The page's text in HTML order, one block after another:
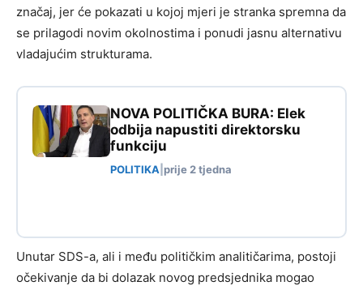
značaj, jer će pokazati u kojoj mjeri je stranka spremna da
se prilagodi novim okolnostima i ponudi jasnu alternativu
vladajućim strukturama.
NOVA POLITIČKA BURA: Elek
odbija napustiti direktorsku
funkciju
POLITIKA prije 2 tjedna
Unutar SDS-a, ali i među političkim analitičarima, postoji
očekivanje da bi dolazak novog predsjednika mogao